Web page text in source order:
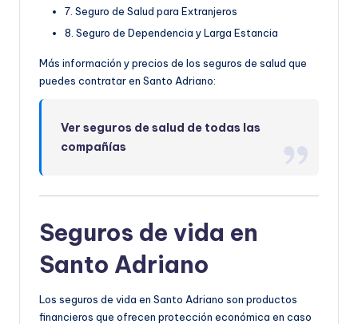
7. Seguro de Salud para Extranjeros
8. Seguro de Dependencia y Larga Estancia
Más información y precios de los seguros de salud que
puedes contratar en Santo Adriano:
Ver seguros de salud de todas las
compañías
Seguros de vida en
Santo Adriano
Los seguros de vida en Santo Adriano son productos
financieros que ofrecen protección económica en caso